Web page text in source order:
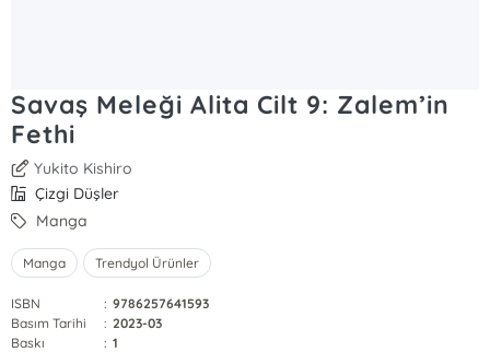
Savaş Meleği Alita Cilt 9: Zalem’in
Fethi
Yukito Kishiro
Çizgi Düşler
Manga
Manga Trendyol Ürünler
ISBN : 9786257641593
Basım Tarihi
: 2023-03
Baskı
: 1